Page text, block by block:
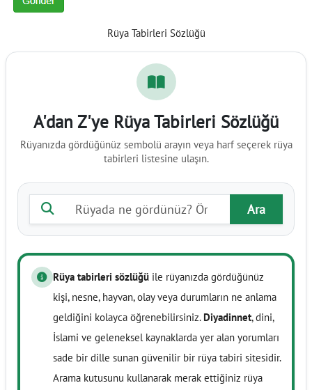
Rüya Tabirleri Sözlüğü
A'dan Z'ye Rüya Tabirleri Sözlüğü
Rüyanızda gördüğünüz sembolü arayın veya harf seçerek rüya
tabirleri listesine ulaşın.
Rüya tabiri ara
Ara
Rüya tabirleri sözlüğü ile rüyanızda gördüğünüz
kişi, nesne, hayvan, olay veya durumların ne anlama
geldiğini kolayca öğrenebilirsiniz. Diyadinnet, dini,
İslami ve geleneksel kaynaklarda yer alan yorumları
sade bir dille sunan güvenilir bir rüya tabiri sitesidir.
Arama kutusunu kullanarak merak ettiğiniz rüya